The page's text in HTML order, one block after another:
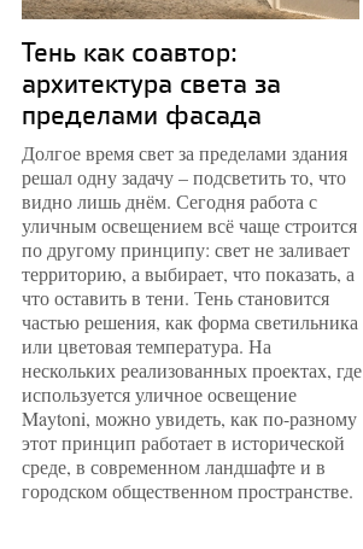
Тень как соавтор:
архитектура света за
пределами фасада
Долгое время свет за пределами здания
решал одну задачу – подсветить то, что
видно лишь днём. Сегодня работа с
уличным освещением всё чаще строится
по другому принципу: свет не заливает
территорию, а выбирает, что показать, а
что оставить в тени. Тень становится
частью решения, как форма светильника
или цветовая температура. На
нескольких реализованных проектах, где
используется уличное освещение
Maytoni, можно увидеть, как по-разному
этот принцип работает в исторической
среде, в современном ландшафте и в
городском общественном пространстве.